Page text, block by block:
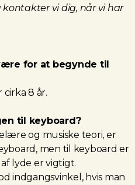
kontakter vi dig, når vi har
for at begynde til
8 år.
til keyboard?
og musiske teori, er
men til keyboard er
lyde er vigtigt.
indgangsvinkel, hvis man